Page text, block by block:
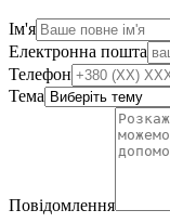
Ім'я
Електронна пошта
Телефон
Тема
Повідомлення